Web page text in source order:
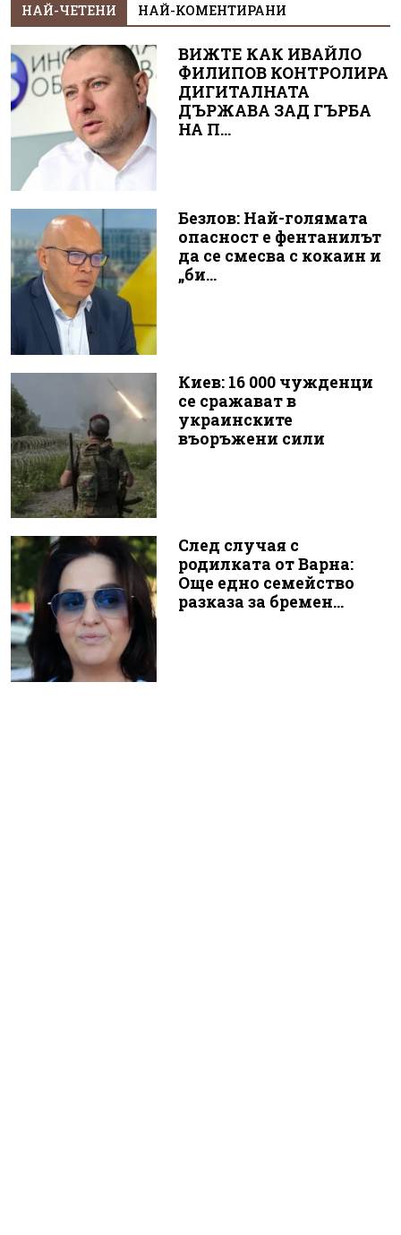
НАЙ-ЧЕТЕНИ НАЙ-КОМЕНТИРАНИ
ВИЖТЕ КАК ИВАЙЛО
ФИЛИПОВ КОНТРОЛИРА
ДИГИТАЛНАТА
ДЪРЖАВА ЗАД ГЪРБА
НА П...
Безлов: Най-голямата
опасност е фентанилът
да се смесва с кокаин и
„би...
Киев: 16 000 чужденци
се сражават в
украинските
въоръжени сили
След случая с
родилката от Варна:
Още едно семейство
разказа за бремен...